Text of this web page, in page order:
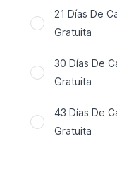
21 Días De
Gratuita
30 Días De
Gratuita
43 Días De
Gratuita